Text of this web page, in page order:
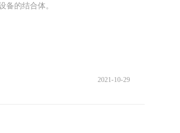
备的结合体。
2021-10-29